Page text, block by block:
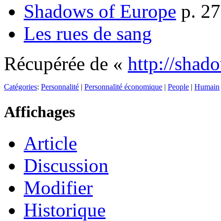
Shadows of Europe p. 27
Les rues de sang
Récupérée de « http://
Catégories: Personnalité | Personnalité économique | People | Humain
Affichages
Article
Discussion
Modifier
Historique